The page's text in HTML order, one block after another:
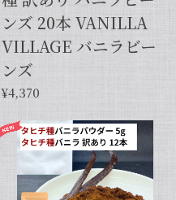
ンズ 20本 VANILLA
VILLAGE バニラビー
ンズ
¥4,370